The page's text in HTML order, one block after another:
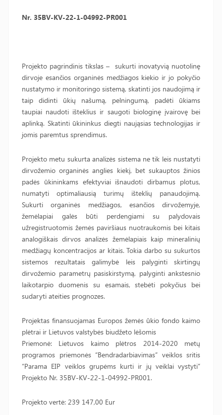
Nr. 35BV-KV-22-1-04992-PR001
Projekto pagrindinis tikslas – sukurti inovatyvią nuotolinę
dirvoje esančios organinės medžiagos kiekio ir jo pokyčio
nustatymo ir monitoringo sistemą, skatinti jos naudojimą ir
taip didinti ūkių našumą, pelningumą, padėti ūkiams
taupiai naudoti išteklius ir saugoti biologinę įvairovę bei
aplinką. Skatinti ūkininkus diegti naująsias technologijas ir
jomis paremtus sprendimus.
Projekto metu sukurta analizės sistema ne tik leis nustatyti
dirvožemio organinės anglies kiekį, bet sukauptos žinios
padės ūkininkams efektyviai išnaudoti dirbamus plotus,
numatyti optimaliausią turimų išteklių panaudojimą.
Sukurti organinės medžiagos, esančios dirvožemyje,
žemėlapiai galės būti perdengiami su palydovais
užregistruotomis žemės paviršiaus nuotraukomis bei kitais
analogiškais dirvos analizės žemėlapiais kaip mineralinių
medžiagų koncentracijos ar kitais. Tokia darbo su sukurtos
sistemos rezultatais galimybė leis palyginti skirtingų
dirvožemio parametrų pasiskirstymą, palyginti ankstesnio
laikotarpio duomenis su esamais, stebėti pokyčius bei
sudaryti ateities prognozes.
Projektas finansuojamas Europos žemės ūkio fondo kaimo
plėtrai ir Lietuvos valstybės biudžeto lėšomis
Priemonė: Lietuvos kaimo plėtros 2014-2020 metų
programos priemonės “Bendradarbiavimas” veiklos sritis
“Parama EIP veiklos grupėms kurti ir jų veiklai vystyti”
Projekto Nr. 35BV-KV-22-1-04992-PR001.
Projekto vertė: 239 147,00 Eur